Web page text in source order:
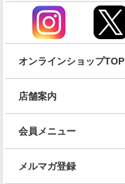
オンラインショップTOP
店舗案内
会員メニュー
メルマガ登録